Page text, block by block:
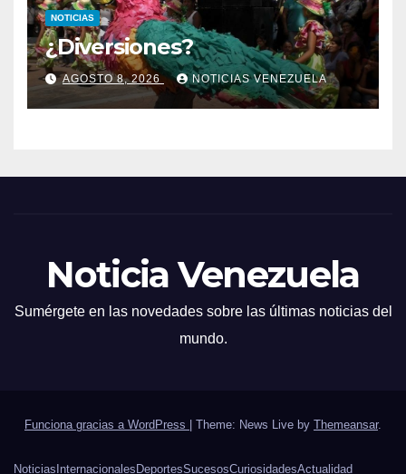
NOTICIAS
¿Diversiones?
AGOSTO 8, 2026 NOTICIAS VENEZUELA
Noticia Venezuela
Sumérgete en las novedades sobre las últimas noticias del
mundo.
Funciona gracias a WordPress Theme: News Live by Themeansar.
Noticias Internacionales DeportesSucesosCuriosidadesActualidad